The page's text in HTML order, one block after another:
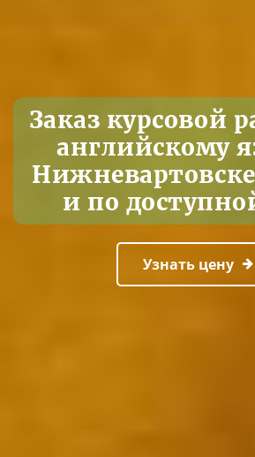
Заказ курсовой
английскому
и по
Узнать цену